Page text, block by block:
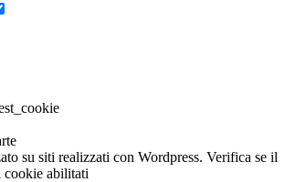
su siti realizzati con Wordpress. Verifica se il
cookie abilitati